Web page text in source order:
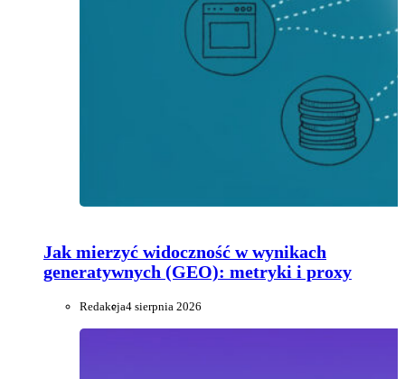
Jak mierzyć widoczność w wynikach
generatywnych (GEO): metryki i proxy
Redakcja4 sierpnia 2026